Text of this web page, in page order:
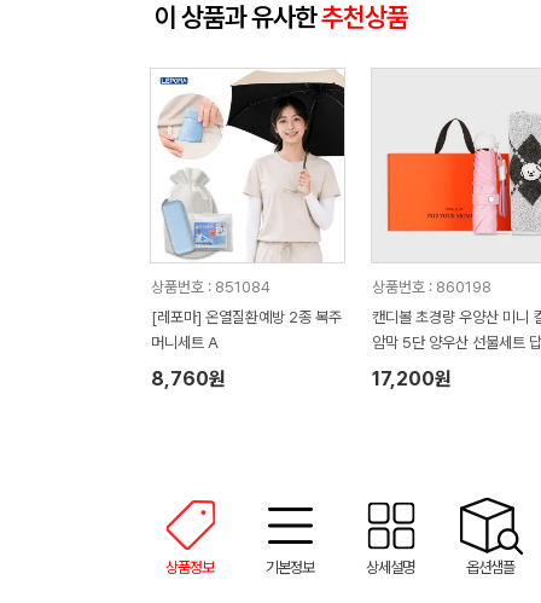
이 상품과 유사한추천상품
상품번호 : 851084
[레포마] 온열질환예방 2종 복주
머니세트 A
8,760원
상품번호 : 860198
캔디볼 초경량 우양산 미니
암막 5단 양우산 선물세트
품+무한타올세트 푸들이
50g 수건세트
17,200원
상품정보 기본정보 상세설명 옵션샘플